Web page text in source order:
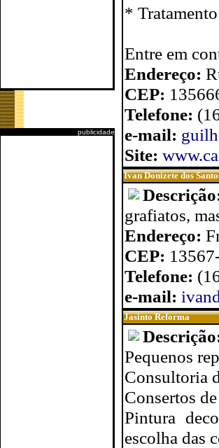
publicidade
*
Entre em
Endereço:
CEP:
Telefone:
e-mail:
Site:
Ivan Donizete dos
grafiatos,
Endereço:
CEP:
Telefone:
e-mail:
Jasinto Reforma
Pequenos
Consultoria
Consertos
Pintura
escolha das